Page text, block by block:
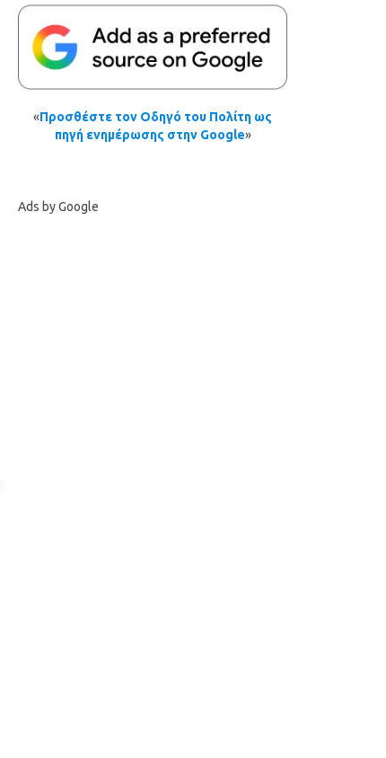
«Προσθέστε τον Οδηγό του Πολίτη ως
πηγή ενημέρωσης στην Google»
Ads by Google